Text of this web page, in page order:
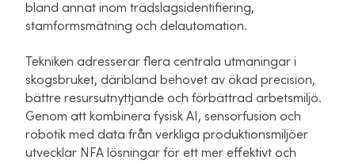
bland annat inom trädslagsidentifiering,
stamformsmätning och delautomation.
Tekniken adresserar flera centrala utmaningar i
skogsbruket, däribland behovet av ökad precision,
bättre resursutnyttjande och förbättrad arbetsmiljö.
Genom att kombinera fysisk AI, sensorfusion och
robotik med data från verkliga produktionsmiljöer
utvecklar NFA lösningar för ett mer effektivt och